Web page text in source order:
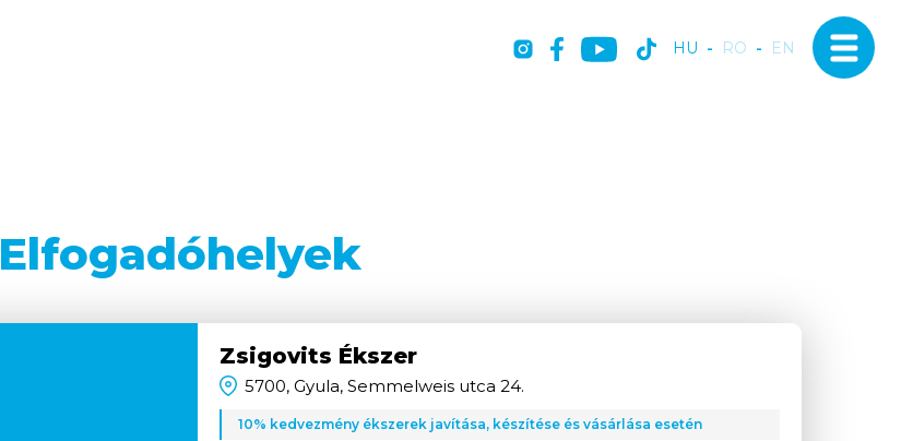
HU - RO - EN
Elfogadóhelyek
Zsigovits Ékszer
5700, Gyula, Semmelweis utca 24.
10% kedvezmény ékszerek javítása, készítése és vásárlása esetén